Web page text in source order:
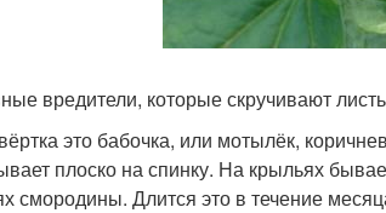
вредители, которые скручивают
это бабочка, или мотылёк,
плоско на спинку. На крыльях
смородины. Длится это в течение